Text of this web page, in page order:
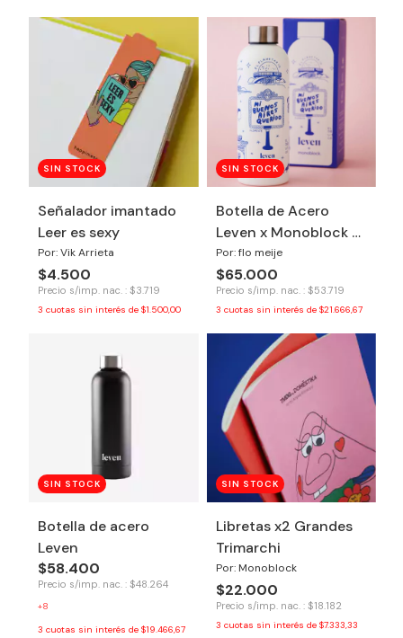
SIN STOCK
Señalador imantado
Leer es sexy
Por: Vik Arrieta
$4.500
Precio s/imp. nac. : $3.719
3 cuotas sin interés de $1.500,00
SIN STOCK
Botella de Acero
Leven x Monoblock -
Buenos Aires
Por: flo meije
$65.000
Precio s/imp. nac. : $53.719
3 cuotas sin interés de $21.666,67
SIN STOCK
Botella de acero
Leven
$58.400
Precio s/imp. nac. : $48.264
+8
3 cuotas sin interés de $19.466,67
SIN STOCK
Libretas x2 Grandes
Trimarchi
Por: Monoblock
$22.000
Precio s/imp. nac. : $18.182
3 cuotas sin interés de $7.333,33